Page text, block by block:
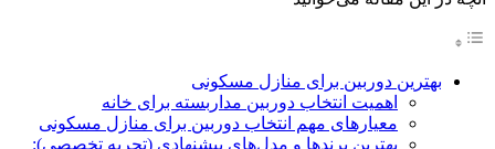
بهترین دوربین برای منازل مسکونی
اهمیت انتخاب دوربین مداربسته برای خانه
معیارهای مهم انتخاب دوربین برای منازل مسکونی
بهترین برندها و مدل‌های پیشنهادی (تجربه تخصصی):